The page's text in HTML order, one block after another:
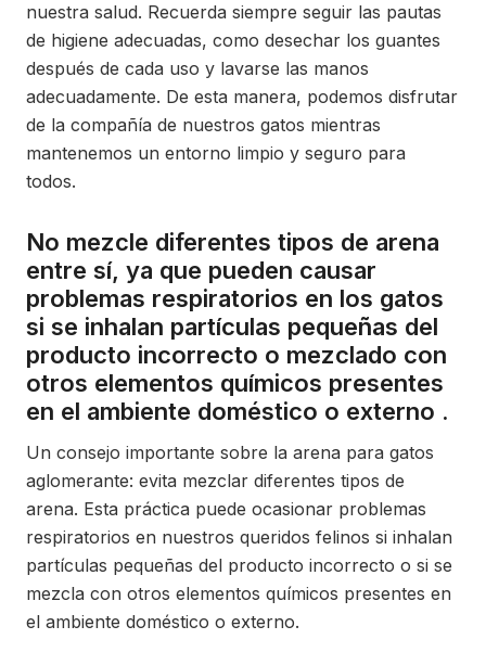
nuestra salud. Recuerda siempre seguir las pautas
de higiene adecuadas, como desechar los guantes
después de cada uso y lavarse las manos
adecuadamente. De esta manera, podemos disfrutar
de la compañía de nuestros gatos mientras
mantenemos un entorno limpio y seguro para
todos.
No mezcle diferentes tipos de arena
entre sí, ya que pueden causar
problemas respiratorios en los gatos
si se inhalan partículas pequeñas del
producto incorrecto o mezclado con
otros elementos químicos presentes
en el ambiente doméstico o externo .
Un consejo importante sobre la arena para gatos
aglomerante: evita mezclar diferentes tipos de
arena. Esta práctica puede ocasionar problemas
respiratorios en nuestros queridos felinos si inhalan
partículas pequeñas del producto incorrecto o si se
mezcla con otros elementos químicos presentes en
el ambiente doméstico o externo.